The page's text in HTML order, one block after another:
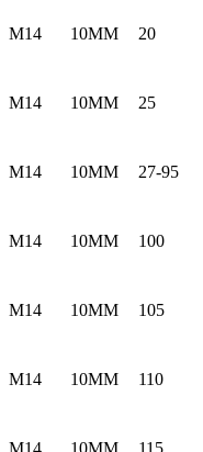
M14 10MM 20
M14 10MM 25
M14 10MM 27-95
M14 10MM 100
M14 10MM 105
M14 10MM 110
M14 10MM 115